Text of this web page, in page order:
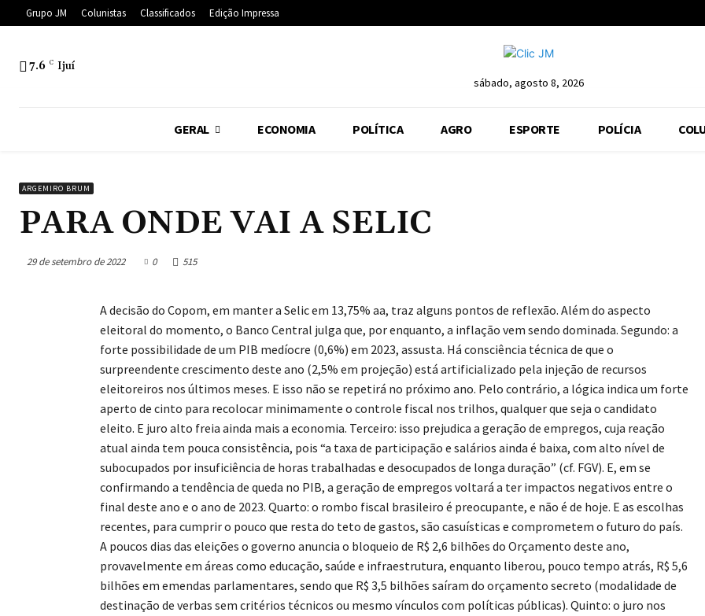
Grupo JM Colunistas Classificados Edição Impressa
7.6 C Ijuí
sábado, agosto 8, 2026
GERAL ECONOMIA POLÍTICA AGRO ESPORTE POLÍCIA
ARGEMIRO BRUM
PARA ONDE VAI A SELIC
29 de setembro de 2022 0 515
A decisão do Copom, em manter a Selic em 13,75% aa, traz alguns pontos de reflexão. Além do aspecto
eleitoral do momento, o Banco Central julga que, por enquanto, a inflação vem sendo dominada. Segundo: a
forte possibilidade de um PIB medíocre (0,6%) em 2023, assusta. Há consciência técnica de que o
surpreendente crescimento deste ano (2,5% em projeção) está artificializado pela injeção de recursos
eleitoreiros nos últimos meses. E isso não se repetirá no próximo ano. Pelo contrário, a lógica indica um forte
aperto de cinto para recolocar minimamente o controle fiscal nos trilhos, qualquer que seja o candidato
eleito. E juro alto freia ainda mais a economia. Terceiro: isso prejudica a geração de empregos, cuja reação
atual ainda tem pouca consistência, pois “a taxa de participação e salários ainda é baixa, com alto nível de
subocupados por insuficiência de horas trabalhadas e desocupados de longa duração” (cf. FGV). E, em se
confirmando a tendência de queda no PIB, a geração de empregos voltará a ter impactos negativos entre o
final deste ano e o ano de 2023. Quarto: o rombo fiscal brasileiro é preocupante, e não é de hoje. E as escolhas
recentes, para cumprir o pouco que resta do teto de gastos, são casuísticas e comprometem o futuro do país.
A poucos dias das eleições o governo anuncia o bloqueio de R$ 2,6 bilhões do Orçamento deste ano,
provavelmente em áreas como educação, saúde e infraestrutura, enquanto liberou, pouco tempo atrás, R$ 5,6
bilhões em emendas parlamentares, sendo que R$ 3,5 bilhões saíram do orçamento secreto (modalidade de
destinação de verbas sem critérios técnicos ou mesmo vínculos com políticas públicas). Quinto: o juro nos